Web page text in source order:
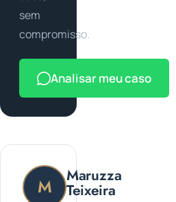
sem
compromisso.
Analisar meu caso
M Maruzza
Teixeira